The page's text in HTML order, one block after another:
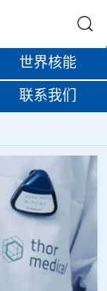
世界核能
联系我们